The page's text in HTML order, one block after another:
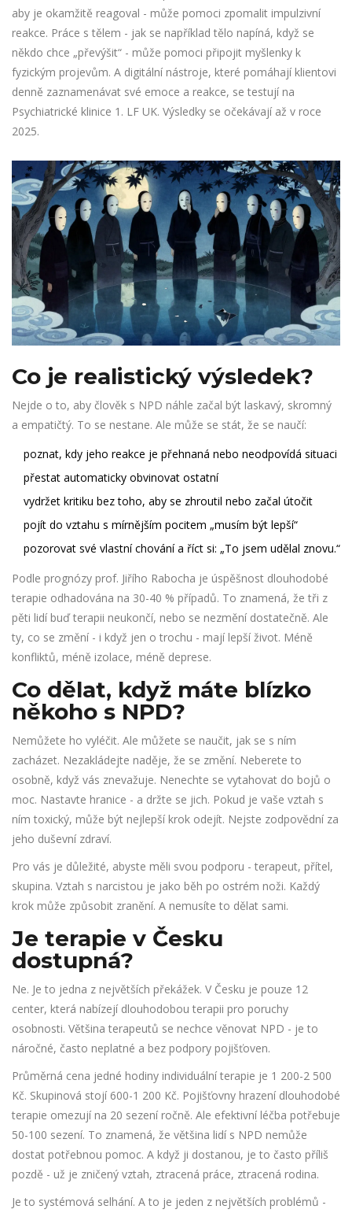
aby je okamžitě reagoval - může pomoci zpomalit impulzivní
reakce. Práce s tělem - jak se například tělo napíná, když se
někdo chce „převýšit“ - může pomoci připojit myšlenky k
fyzickým projevům. A digitální nástroje, které pomáhají klientovi
denně zaznamenávat své emoce a reakce, se testují na
Psychiatrické klinice 1. LF UK. Výsledky se očekávají až v roce
2025.
Co je realistický výsledek?
Nejde o to, aby člověk s NPD náhle začal být laskavý, skromný
a empatičtý. To se nestane. Ale může se stát, že se naučí:
poznat, kdy jeho reakce je přehnaná nebo neodpovídá situaci
přestat automaticky obvinovat ostatní
vydržet kritiku bez toho, aby se zhroutil nebo začal útočit
pojít do vztahu s mírnějším pocitem „musím být lepší“
pozorovat své vlastní chování a říct si: „To jsem udělal znovu.“
Podle prognózy prof. Jiřího Rabocha je úspěšnost dlouhodobé
terapie odhadována na 30-40 % případů. To znamená, že tři z
pěti lidí buď terapii neukončí, nebo se nezmění dostatečně. Ale
ty, co se změní - i když jen o trochu - mají lepší život. Méně
konfliktů, méně izolace, méně deprese.
Co dělat, když máte blízko
někoho s NPD?
Nemůžete ho vyléčit. Ale můžete se naučit, jak se s ním
zacházet. Nezakládejte naděje, že se změní. Neberete to
osobně, když vás znevažuje. Nenechte se vytahovat do bojů o
moc. Nastavte hranice - a držte se jich. Pokud je vaše vztah s
ním toxický, může být nejlepší krok odejít. Nejste zodpovědní za
jeho duševní zdraví.
Pro vás je důležité, abyste měli svou podporu - terapeut, přítel,
skupina. Vztah s narcistou je jako běh po ostrém noži. Každý
krok může způsobit zranění. A nemusíte to dělat sami.
Je terapie v Česku
dostupná?
Ne. Je to jedna z největších překážek. V Česku je pouze 12
center, která nabízejí dlouhodobou terapii pro poruchy
osobnosti. Většina terapeutů se nechce věnovat NPD - je to
náročné, často neplatné a bez podpory pojišťoven.
Průměrná cena jedné hodiny individuální terapie je 1 200-2 500
Kč. Skupinová stojí 600-1 200 Kč. Pojišťovny hrazení dlouhodobé
terapie omezují na 20 sezení ročně. Ale efektivní léčba potřebuje
50-100 sezení. To znamená, že většina lidí s NPD nemůže
dostat potřebnou pomoc. A když ji dostanou, je to často příliš
pozdě - už je zničený vztah, ztracená práce, ztracená rodina.
Je to systémová selhání. A to je jeden z největších problémů -